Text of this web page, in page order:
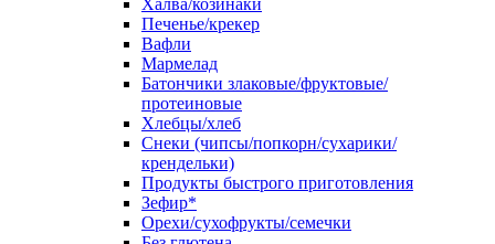
Халва/козинаки
Печенье/крекер
Вафли
Мармелад
Батончики злаковые/фруктовые/
протеиновые
Хлебцы/хлеб
Снеки (чипсы/попкорн/сухарики/
крендельки)
Продукты быстрого приготовления
Зефир*
Орехи/сухофрукты/семечки